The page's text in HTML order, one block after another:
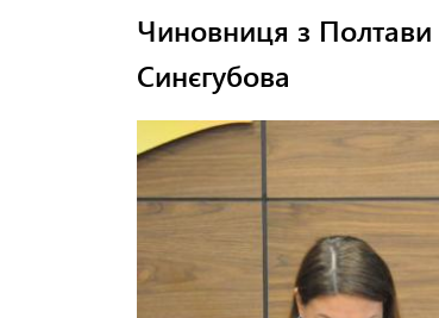
Чиновниця з
Синєгубова